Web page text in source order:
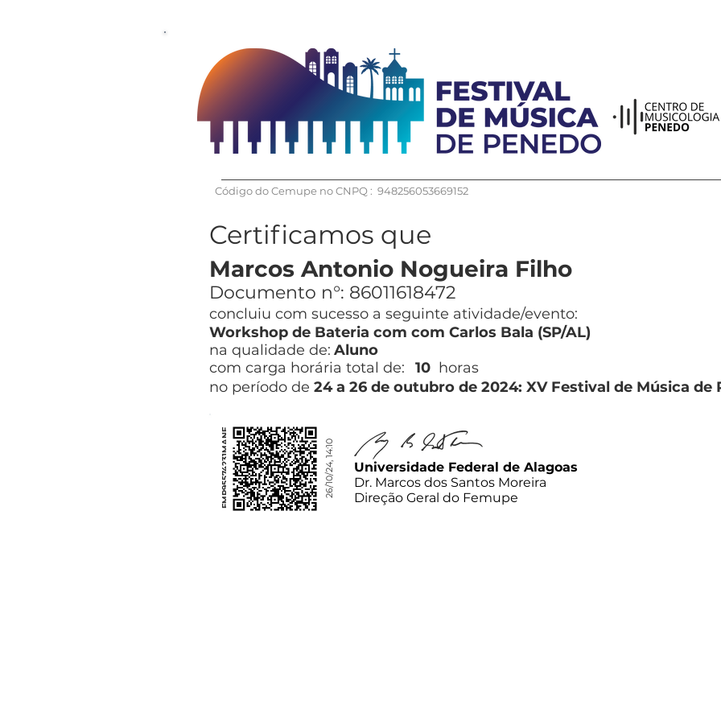
Código do Cemupe no CNPQ : 948256053669152
Certificamos que
Marcos Antonio Nogueira Filho
Documento n°: 86011618472
concluiu com sucesso a seguinte atividade/evento:
Workshop de Bateria com com Carlos Bala (SP/AL)
na qualidade de: Aluno
com carga horária total de:
10 horas
no período de 24 a 26 de outubro de 2024: XV Festival de Música de
FMP95574231MANF 26/10/24, 14:10
Universidade Federal de Alagoas
Dr. Marcos dos Santos Moreira
Direção Geral do Femupe